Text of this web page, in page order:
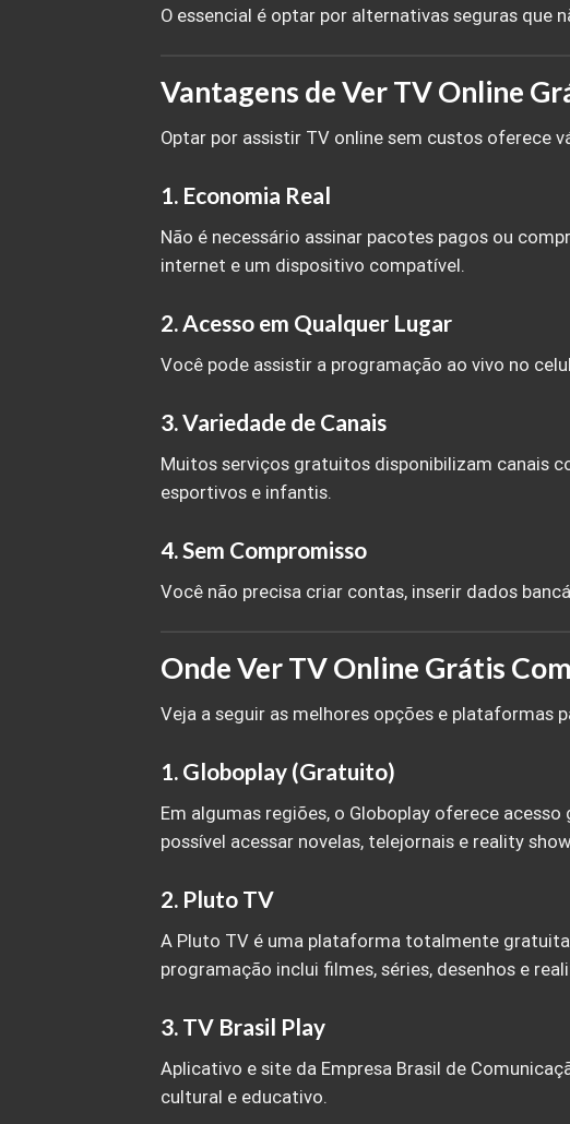
O essencial é optar por alternativas seguras que
Vantagens de Ver TV Online
Optar por assistir TV online sem custos oferece
1. Economia Real
Não é necessário assinar pacotes pagos ou
internet e um dispositivo compatível.
2. Acesso em Qualquer Lugar
Você pode assistir a programação ao vivo no
3. Variedade de Canais
Muitos serviços gratuitos disponibilizam canais
esportivos e infantis.
4. Sem Compromisso
Você não precisa criar contas, inserir dados
Onde Ver TV Online Grátis
Veja a seguir as melhores opções e plataformas
1. Globoplay (Gratuito)
Em algumas regiões, o Globoplay oferece
possível acessar novelas, telejornais e reality
2. Pluto TV
A Pluto TV é uma plataforma totalmente
programação inclui filmes, séries, desenhos e
3. TV Brasil Play
Aplicativo e site da Empresa Brasil de
cultural e educativo.